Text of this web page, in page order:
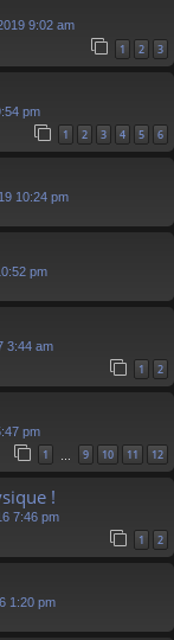
9:02 am
1 2 3
pm
1 2 3 4 5 6
10:24 pm
pm
3:44 am
1 2
pm
1 9 10 11 12
!
7:46 pm
1 2
1:20 pm